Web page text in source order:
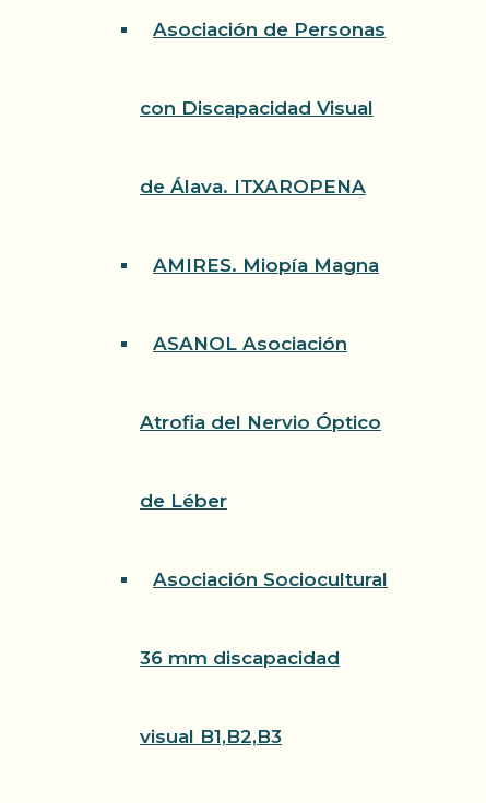
Asociación de Personas
con Discapacidad Visual
de Álava. ITXAROPENA
AMIRES. Miopía Magna
ASANOL Asociación
Atrofia del Nervio Óptico
de Léber
Asociación Sociocultural
36 mm discapacidad
visual B1,B2,B3